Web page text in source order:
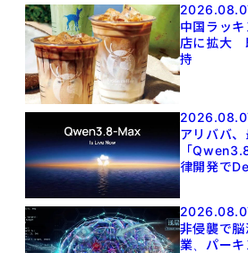
中国ラッ
店に拡大
持
アリババ
「
律開発で
非侵襲で
業、パー